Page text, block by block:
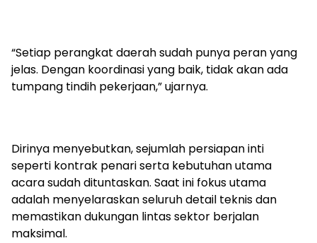
“Setiap perangkat daerah sudah punya peran yang
jelas. Dengan koordinasi yang baik, tidak akan ada
tumpang tindih pekerjaan,” ujarnya.
Dirinya menyebutkan, sejumlah persiapan inti
seperti kontrak penari serta kebutuhan utama
acara sudah dituntaskan. Saat ini fokus utama
adalah menyelaraskan seluruh detail teknis dan
memastikan dukungan lintas sektor berjalan
maksimal.